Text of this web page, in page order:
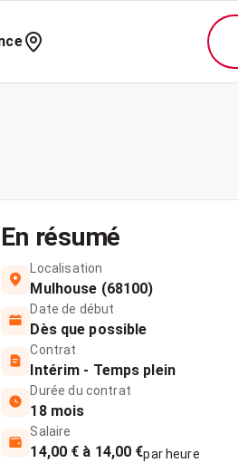
En résumé
Localisation
Mulhouse (68100)
Date de début
Dès que possible
Contrat
Intérim - Temps plein
Durée du contrat
18 mois
Salaire
14,00 € à 14,00 €par heure